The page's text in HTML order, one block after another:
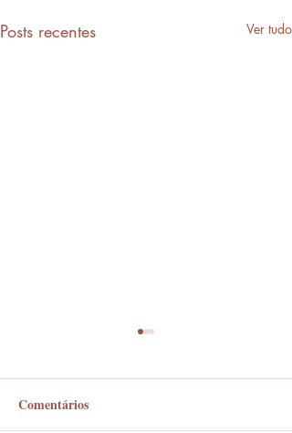
Posts recentes Ver tudo
Comentários